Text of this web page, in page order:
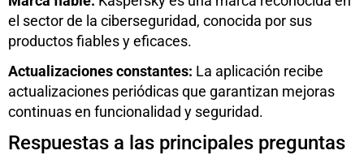
el sector de la ciberseguridad, conocida por sus
productos fiables y eficaces.
Actualizaciones constantes: La aplicación recibe
actualizaciones periódicas que garantizan mejoras
continuas en funcionalidad y seguridad.
Respuestas a las principales preguntas